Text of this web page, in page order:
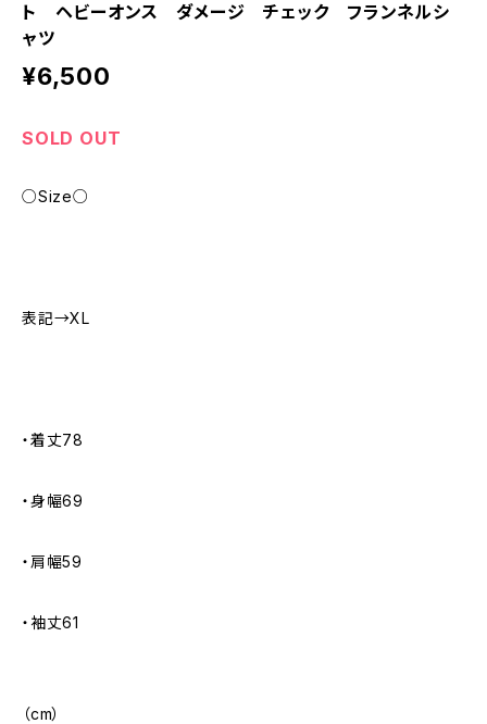
ト ヘビーオンス ダメージ チェック フランネルシ
ャツ
¥6,500
SOLD OUT
○Size○
表記→XL
・着丈78
・身幅69
・肩幅59
・袖丈61
（cm）